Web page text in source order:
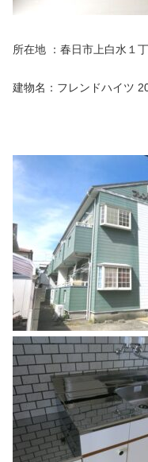
所在地 ：春日市上白水１
建物名：フレンドハイツ